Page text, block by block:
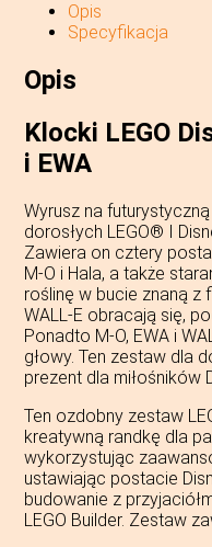
Opis
Specyfikacja
Opis
Klocki LEGO
i EWA
Wyrusz na
dorosłych LEGO® ǀ
Zawiera on cztery
M-O i Hala, a także
roślinę w bucie znaną z
WALL-E obracają się,
Ponadto M-O, EWA i
głowy. Ten zestaw dla
prezent dla miłośników
Ten ozdobny zestaw
kreatywną randkę dla
wykorzystując
ustawiając postacie
budowanie z
LEGO Builder. Zestaw